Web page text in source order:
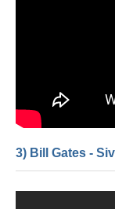
3) Bill Gates -